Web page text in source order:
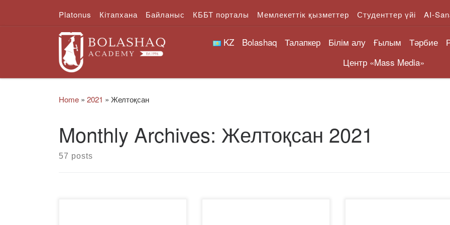
Skip to contentPlatonus Кітапхана Байланыс КББТ порталы Мемлекеттік қызметтер Студенттер үйі AI-
KZ Bolashaq Талапкер Білім алу Ғылым Тәрбие
Центр «Mass Media»
Home » 2021 » Желтоқсан
Monthly Archives: Желтоқсан 2021
57 posts